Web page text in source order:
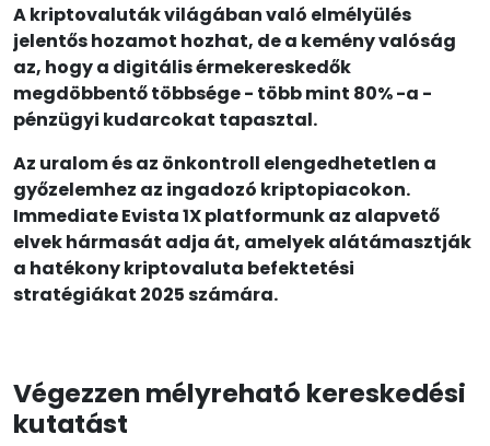
A kriptovaluták világában való elmélyülés
jelentős hozamot hozhat, de a kemény valóság
az, hogy a digitális érmekereskedők
megdöbbentő többsége - több mint 80% -a -
pénzügyi kudarcokat tapasztal.
Az uralom és az önkontroll elengedhetetlen a
győzelemhez az ingadozó kriptopiacokon.
Immediate Evista 1X platformunk az alapvető
elvek hármasát adja át, amelyek alátámasztják
a hatékony kriptovaluta befektetési
stratégiákat 2025 számára.
Végezzen mélyreható kereskedési
kutatást